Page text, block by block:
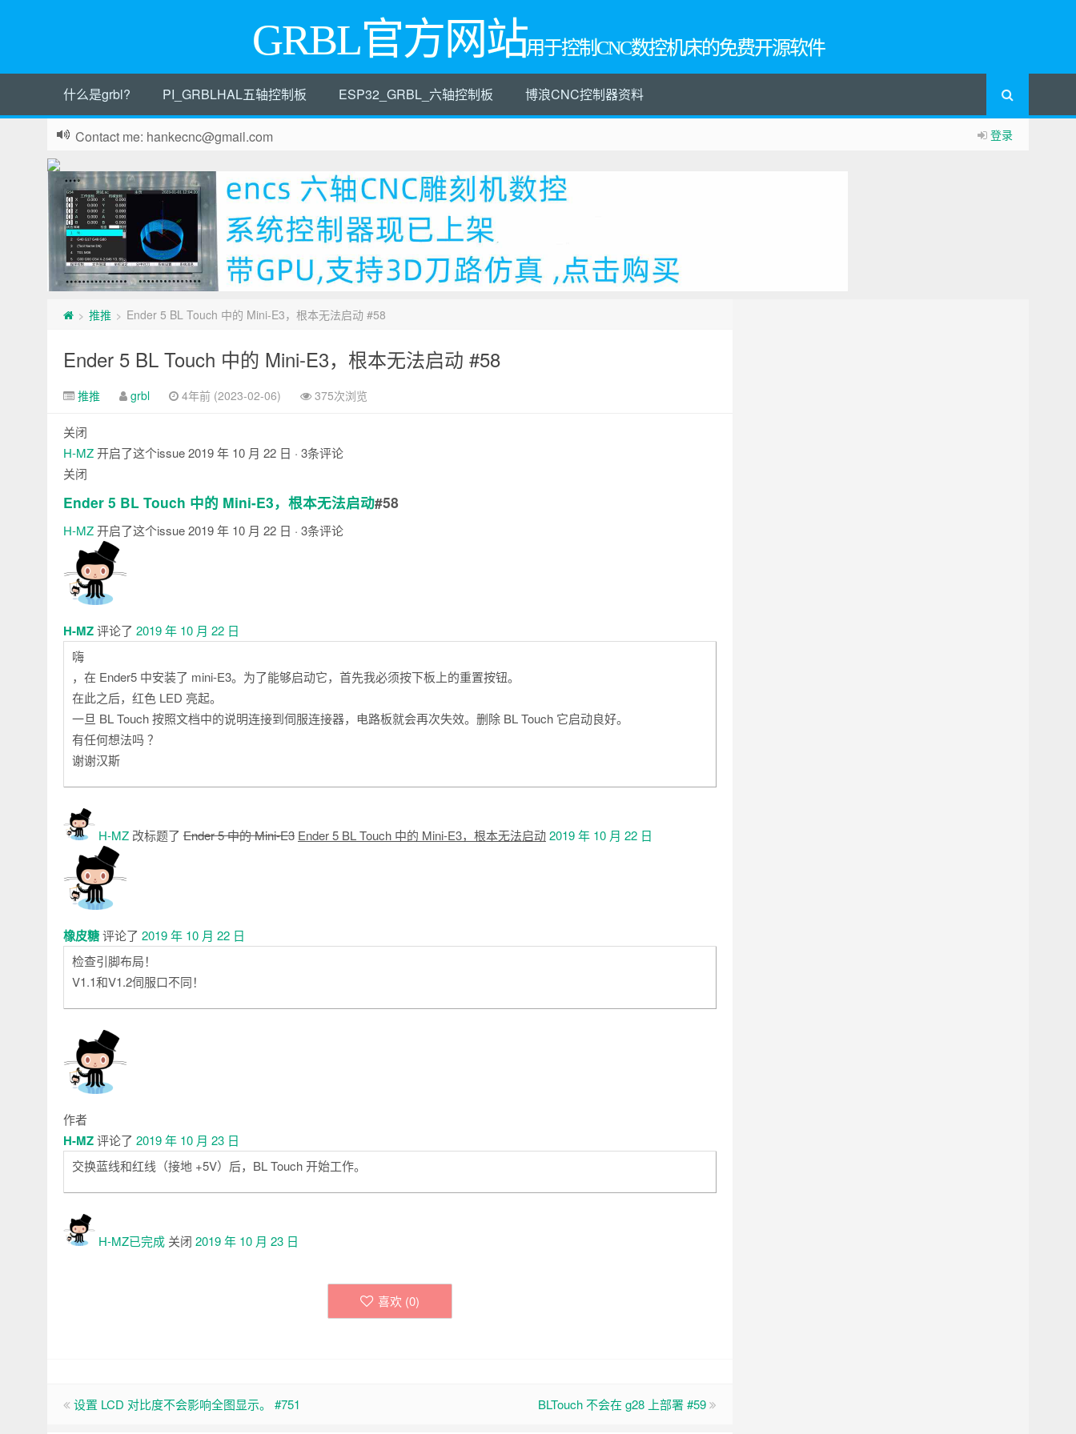
GRBL官方网站用于控制CNC数控机床的免费开源软件
什么是grbl? PI_GRBLHAL五轴控制板 ESP32_GRBL_六轴控制板 博浪CNC控制器资料
登录
Contact me: hankecnc@gmail.com
> 推推 > Ender 5 BL Touch 中的 Mini-E3，根本无法启动 #58
Ender 5 BL Touch 中的 Mini-E3，根本无法启动 #58
推推 grbl 4年前 (2023-02-06) 375次浏览
关闭
H-MZ开启了这个issue2019 年 10 月 22 日 · 3条评论
关闭
Ender 5 BL Touch 中的 Mini-E3，根本无法启动#58
H-MZ开启了这个issue2019 年 10 月 22 日 · 3条评论
评
论
H-MZ评论了 2019 年 10 月 22 日
嗨
，在 Ender5 中安装了 mini-E3。为了能够启动它，首先我必须按下板上的重置按钮。
在此之后，红色 LED 亮起。
一旦 BL Touch 按照文档中的说明连接到伺服连接器，电路板就会再次失效。删除 BL Touch 它启动良好。
有任何想法吗 ？
谢谢汉斯
H-MZ 改标题了 Ender 5 中的 Mini-E3 Ender 5 BL Touch 中的 Mini-E3，根本无法启动2019 年 10 月 22 日
橡皮糖评论了 2019 年 10 月 22 日
检查引脚布局！
V1.1和V1.2伺服口不同！
作者
H-MZ评论了 2019 年 10 月 23 日
交换蓝线和红线（接地 +5V）后，BL Touch 开始工作。
H-MZ已完成 关闭 2019 年 10 月 23 日
喜欢 (0)
设置 LCD 对比度不会影响全图显示。 #751 BLTouch 不会在 g28 上部署 #59